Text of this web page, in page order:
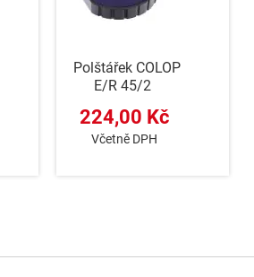
Polštářek COLOP
E/R 45/2
224,00 Kč
Včetně DPH